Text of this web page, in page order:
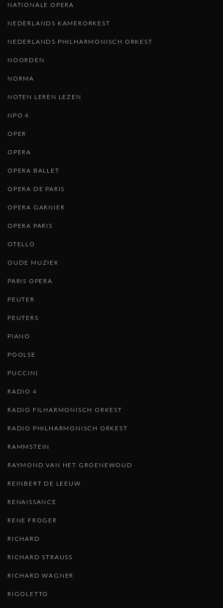
NATIONALE OPERA
NEDERLANDS KAMERORKEST
NEDERLANDS PHILHARMONISCH ORKEST
NOORDEN
NORMA
NOTEN LEREN LEZEN
NPO 4
OPER
OPERA
OPERA BALLET
OPERA DE PARIS
OPERA GARNIER
OPERA PARIS
OTELLO
OUDE MUZIEK
PARIS OPERA
PEUTER
PEUTERS
PIANO
POOLSE
PUCCINI
RADIO 4
RADIO FILHARMONISCH ORKEST
RADIO PHILHARMONISCH ORKEST
RAMMSTEIN
RAYMOND VAN HET GROENEWOUD
REINBERT DE LEEUW
RENAISSANCE
RENE FROGER
RICHARD
RICHARD STRAUSS
RICHARD WAGNER
RIGOLETTO